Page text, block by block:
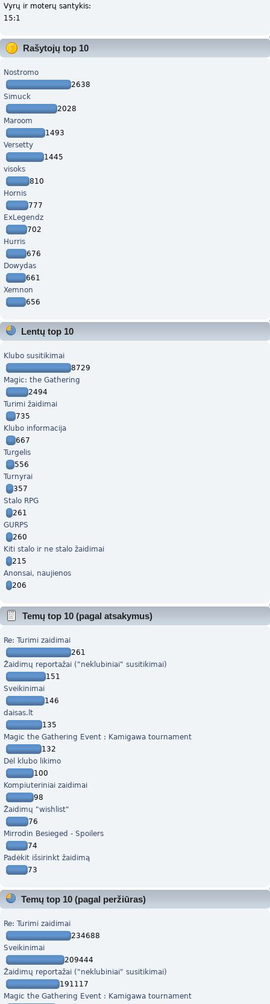
Vyrų ir moterų santykis:
15:1
Rašytojų top 10
Nostromo
2638
Simuck
2028
Maroom
1493
Versetty
1445
visoks
810
Hornis
777
ExLegendz
702
Hurris
676
Dowydas
661
Xemnon
656
Lentų top 10
Klubo susitikimai
8729
Magic: the Gathering
2494
Turimi žaidimai
735
Klubo informacija
667
Turgelis
556
Turnyrai
357
Stalo RPG
261
GURPS
260
Kiti stalo ir ne stalo žaidimai
215
Anonsai, naujienos
206
Temų top 10 (pagal atsakymus)
Re: Turimi zaidimai
261
Žaidimų reportažai ("neklubiniai" susitikimai)
151
Sveikinimai
146
daisas.lt
135
Magic the Gathering Event : Kamigawa tournament
132
Dėl klubo likimo
100
Kompiuteriniai zaidimai
98
Žaidimų "wishlist"
76
Mirrodin Besieged - Spoilers
74
Padėkit išsirinkt žaidimą
73
Temų top 10 (pagal peržiūras)
Re: Turimi zaidimai
234688
Sveikinimai
209444
Žaidimų reportažai ("neklubiniai" susitikimai)
191117
Magic the Gathering Event : Kamigawa tournament